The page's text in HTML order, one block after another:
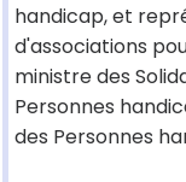
handicap, et
d'associations
ministre des
Personnes
des Personnes